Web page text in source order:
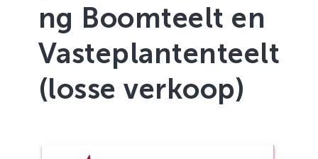
ng Boomteelt en
Vasteplantenteelt
(losse verkoop)